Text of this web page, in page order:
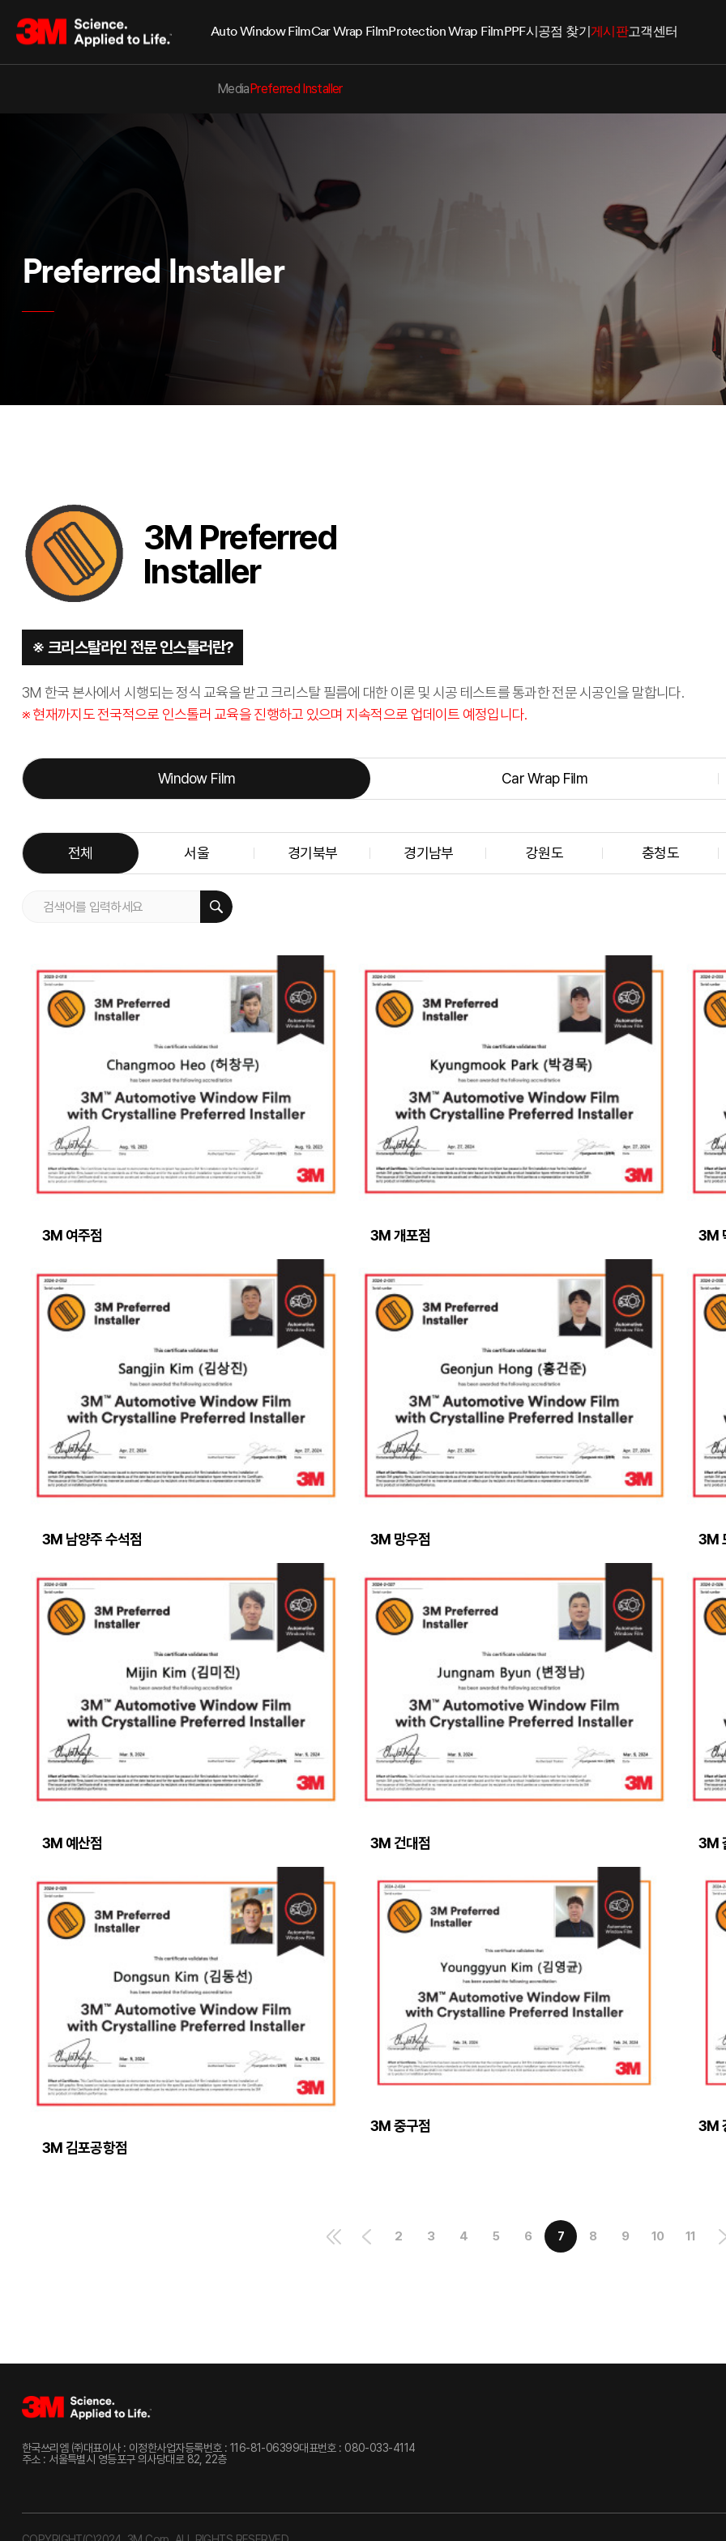
Auto Window FilmCar Wrap FilmProtection Wrap Film PPF시공점 찾기 게시판고객센터
MediaPreferred Installer
Preferred Installer
3M Preferred
Installer
※ 크리스탈라인 전문 인스톨러란?
3M 한국 본사에서 시행되는 정식 교육을 받고 크리스탈 필름에 대한 이론 및 시공 테스트를 통과한 전문 시공인을 말합니다.
※ 현재까지도 전국적으로 인스톨러 교육을 진행하고 있으며 지속적으로 업데이트 예정입니다.
Window Film Car Wrap Film
전체 서울 경기북부 경기남부 강원도 충청도
3M 여주점 3M 개포점 3M
3M 남양주 수석점 3M 망우점 3M
3M 예산점 3M 건대점 3M
3M 김포공항점
3M 중구점 3M
2 3 4 5 6 7 8 9 10 11
한국쓰리엠 ㈜대표이사 : 이정한사업자등록번호 : 116-81-06399대표번호 : 080-033-4114
주소 : 서울특별시 영등포구 의사당대로 82, 22층